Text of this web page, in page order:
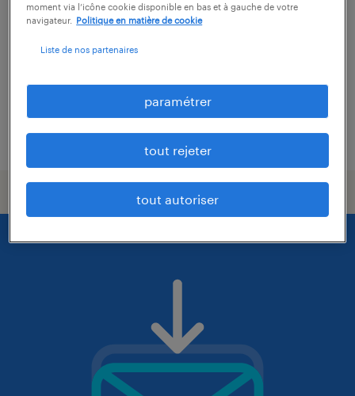
brumath, bas-rhin
publié le 30 juin 2026
moment via l’icône cookie disponible en bas et à gauche de votre
navigateur.
Politique en matière de cookie
Liste de nos partenaires
paramétrer
tout rejeter
tout autoriser